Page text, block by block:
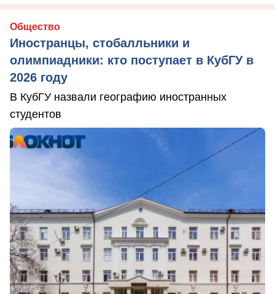
Общество
Иностранцы, стобалльники и
олимпиадники: кто поступает в КубГУ в
2026 году
В КубГУ назвали географию иностранных
студентов